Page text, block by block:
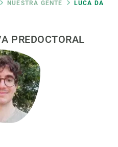
NUESTRA GENTE
LUCA DA
PREDOCTORAL